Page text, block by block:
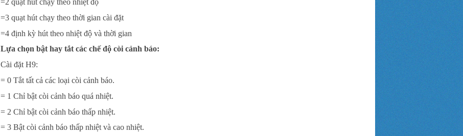
=2 quạt hút chạy theo nhiệt độ
=3 quạt hút chạy theo thời gian cài đặt
=4 định kỳ hút theo nhiệt độ và thời gian
Lựa chọn bật hay tắt các chế độ còi cảnh báo:
Cài đặt H9:
= 0 Tắt tất cả các loại còi cảnh báo.
= 1 Chỉ bật còi cảnh báo quá nhiệt.
= 2 Chỉ bật còi cảnh báo thấp nhiệt.
= 3 Bật còi cảnh báo thấp nhiệt và cao nhiệt.